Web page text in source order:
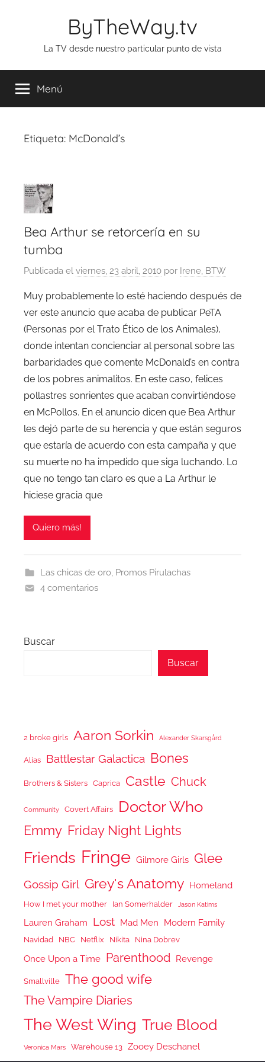
ByTheWay.tv
La TV desde nuestro particular punto de vista
Menú
Etiqueta: McDonald’s
Bea Arthur se retorcería en su
tumba
Publicada el viernes, 23 abril, 2010 por Irene, BTW
Muy probablemente lo esté haciendo después de
ver este anuncio que acaba de publicar PeTA
(Personas por el Trato Ético de los Animales),
donde intentan concienciar al personal sobre las
barbaridades que comente McDonald’s en contra
de los pobres animalitos. En este caso, felices
pollastres sonrientes que acaban convirtiéndose
en McPollos. En el anuncio dicen que Bea Arthur
les dejó parte de su herencia y que están seguros
que estaría de acuerdo con esta campaña y que
su muerte no ha impedido que siga luchando. Lo
que no tengo tan claro es que a La Arthur le
hiciese gracia que
Quiero más!
Las chicas de oro, Promos Pirulachas
4 comentarios
Buscar
Buscar
2 broke girls Aaron Sorkin Alexander Skarsgård
Alias Battlestar Galactica Bones
Brothers & Sisters Caprica Castle Chuck
Community Covert Affairs Doctor Who
Emmy Friday Night Lights
Friends Fringe Gilmore Girls Glee
Gossip Girl Grey's Anatomy Homeland
How I met your mother Ian Somerhalder Jason Katims
Lauren Graham Lost Mad Men Modern Family
Navidad NBC Netflix Nikita Nina Dobrev
Once Upon a Time Parenthood Revenge
Smallville The good wife
The Vampire Diaries
The West Wing True Blood
Veronica Mars Warehouse 13 Zooey Deschanel